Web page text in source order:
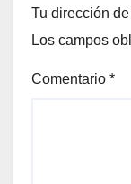
Tu dirección
Los campos
Comentario *